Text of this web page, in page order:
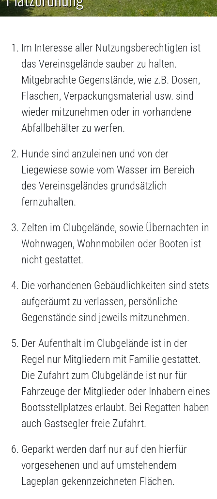
Im Interesse aller Nutzungsberechtigten ist
das Vereinsgelände sauber zu halten.
Mitgebrachte Gegenstände, wie z.B. Dosen,
Flaschen, Verpackungsmaterial usw. sind
wieder mitzunehmen oder in vorhandene
Abfallbehälter zu werfen.
Hunde sind anzuleinen und von der
Liegewiese sowie vom Wasser im Bereich
des Vereinsgeländes grundsätzlich
fernzuhalten.
Zelten im Clubgelände, sowie Übernachten in
Wohnwagen, Wohnmobilen oder Booten ist
nicht gestattet.
Die vorhandenen Gebäudlichkeiten sind stets
aufgeräumt zu verlassen, persönliche
Gegenstände sind jeweils mitzunehmen.
Der Aufenthalt im Clubgelände ist in der
Regel nur Mitgliedern mit Familie gestattet.
Die Zufahrt zum Clubgelände ist nur für
Fahrzeuge der Mitglieder oder Inhabern eines
Bootsstellplatzes erlaubt. Bei Regatten haben
auch Gastsegler freie Zufahrt.
Geparkt werden darf nur auf den hierfür
vorgesehenen und auf umstehendem
Lageplan gekennzeichneten Flächen.